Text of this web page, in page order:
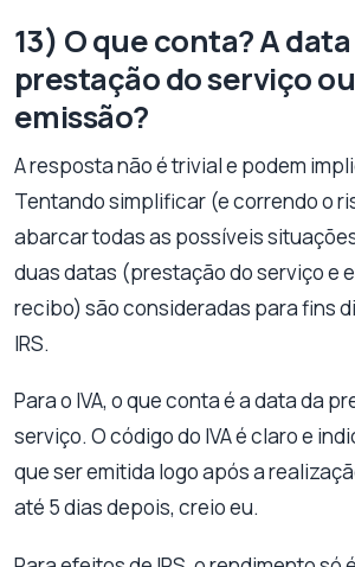
13) O que conta? A
prestação do serviço
emissão?
A resposta não é trivial e podem
Tentando simplificar (e correndo o
abarcar todas as possíveis
duas datas (prestação do serviço e
recibo) são consideradas para fins
IRS.
Para o IVA, o que conta é a data da
serviço. O código do IVA é claro e
que ser emitida logo após a
até 5 dias depois, creio eu.